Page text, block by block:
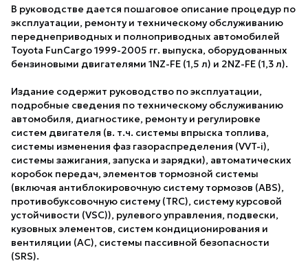
В руководстве дается пошаговое описание процедур по
эксплуатации, ремонту и техническому обслуживанию
переднеприводных и полноприводных автомобилей
Toyota FunCargo 1999-2005 гг. выпуска, оборудованных
бензиновыми двигателями 1NZ-FE (1,5 л) и 2NZ-FE (1,3 л).
Издание содержит руководство по эксплуатации,
подробные сведения по техническому обслуживанию
автомобиля, диагностике, ремонту и регулировке
систем двигателя (в. т.ч. системы впрыска топлива,
системы изменения фаз газораспределения (VVT-i),
системы зажигания, запуска и зарядки), автоматических
коробок передач, элементов тормозной системы
(включая антиблокировочную систему тормозов (ABS),
противобуксовочную систему (TRC), систему курсовой
устойчивости (VSC)), рулевого управления, подвески,
кузовных элементов, систем кондиционирования и
вентиляции (AC), системы пассивной безопасности
(SRS).